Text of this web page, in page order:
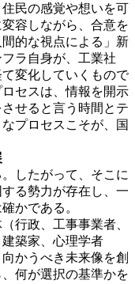
民の感覚や想いを可
容しながら、合意を
的な視点による」新
ラ自身が、工業社
変化していくもので
セスは、情報を開示
せると言う時間とテ
プロセスこそが、国
したがって、そこに
る勢力が存在し、一
かである。
行政、工事事業者、
築家、心理学者
かうべき未来像を創
何が選択の基準かを